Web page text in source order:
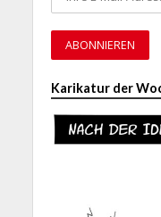
Karikatur der